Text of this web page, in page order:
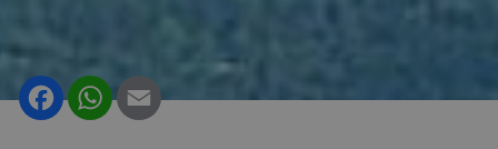
FacebookWhatsApp